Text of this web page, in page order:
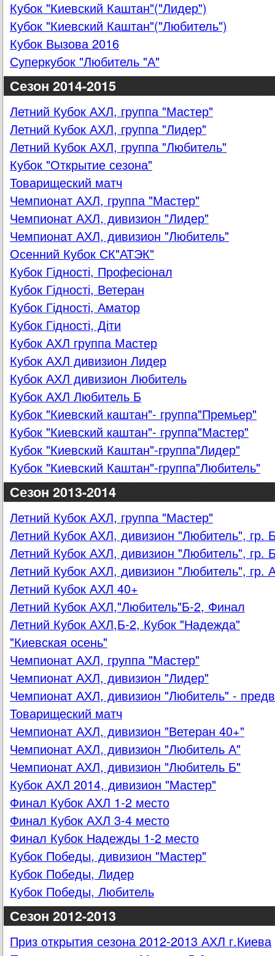
Кубок "Киевский Каштан"("Лидер")
Кубок "Киевский Каштан"("Любитель")
Кубок Вызова 2016
Суперкубок "Любитель "А"
Сезон 2014-2015
Летний Кубок АХЛ, группа "Мастер"
Летний Кубок АХЛ, группа "Лидер"
Летний Кубок АХЛ, группа "Любитель"
Кубок "Открытие сезона"
Товарищеский матч
Чемпионат АХЛ, группа "Мастер"
Чемпионат АХЛ, дивизион "Лидер"
Чемпионат АХЛ, дивизион "Любитель"
Осенний Кубок СК"АТЭК"
Кубок Гідності, Професіонал
Кубок Гідності, Ветеран
Кубок Гідності, Аматор
Кубок Гідності, Діти
Кубок АХЛ группа Мастер
Кубок АХЛ дивизион Лидер
Кубок АХЛ дивизион Любитель
Кубок АХЛ Любитель Б
Кубок "Киевский каштан"- группа"Премьер"
Кубок "Киевский каштан"- группа"Мастер"
Кубок "Киевский Каштан"-группа"Лидер"
Кубок "Киевский Каштан"-группа"Любитель"
Сезон 2013-2014
Летний Кубок АХЛ, группа "Мастер"
Летний Кубок АХЛ, дивизион "Любитель", гр.
Летний Кубок АХЛ, дивизион "Любитель", гр.
Летний Кубок АХЛ, дивизион "Любитель", гр.
Летний Кубок АХЛ 40+
Летний Кубок АХЛ,"Любитель"Б-2, Финал
Летний Кубок АХЛ,Б-2, Кубок "Надежда"
"Киевская осень"
Чемпионат АХЛ, группа "Мастер"
Чемпионат АХЛ, дивизион "Лидер"
Чемпионат АХЛ, дивизион "Любитель" -
Товарищеский матч
Чемпионат АХЛ, дивизион "Ветеран 40+"
Чемпионат АХЛ, дивизион "Любитель А"
Чемпионат АХЛ, дивизион "Любитель Б"
Кубок АХЛ 2014, дивизион "Мастер"
Финал Кубок АХЛ 1-2 место
Финал Кубок АХЛ 3-4 место
Финал Кубок Надежды 1-2 место
Кубок Победы, дивизион "Мастер"
Кубок Победы, Лидер
Кубок Победы, Любитель
Сезон 2012-2013
Приз открытия сезона 2012-2013 АХЛ г.Киева